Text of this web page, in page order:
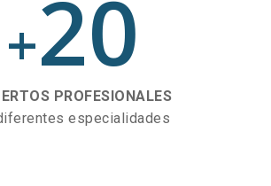
+20
PROFESIONALES
especialidades